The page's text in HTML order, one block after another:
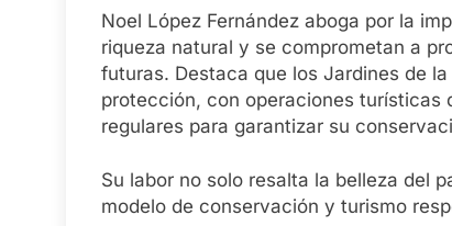
Noel López Fernández aboga por la
riqueza natural y se comprometan a
futuras. Destaca que los Jardines de
protección, con operaciones turísticas
regulares para garantizar su
Su labor no solo resalta la belleza del
modelo de conservación y turismo